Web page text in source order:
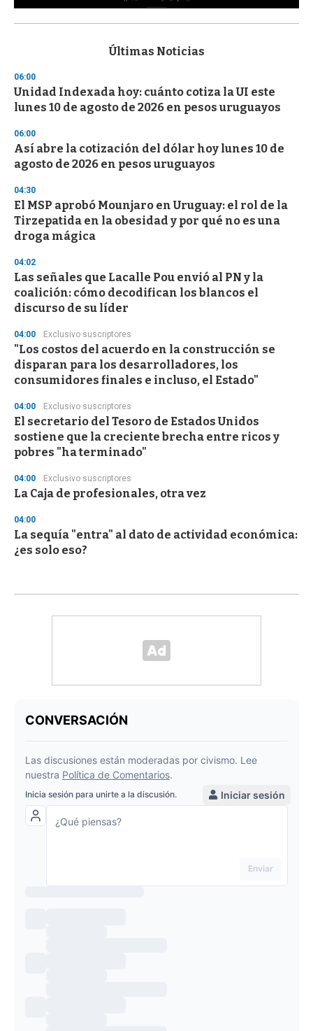
s
d
s
o
f
3
s
c
n
d
s
Últimas Noticias
06:00
Unidad Indexada hoy: cuánto cotiza la UI este
lunes 10 de agosto de 2026 en pesos uruguayos
06:00
Así abre la cotización del dólar hoy lunes 10 de
agosto de 2026 en pesos uruguayos
04:30
El MSP aprobó Mounjaro en Uruguay: el rol de la
Tirzepatida en la obesidad y por qué no es una
droga mágica
04:02
Las señales que Lacalle Pou envió al PN y la
coalición: cómo decodifican los blancos el
discurso de su líder
04:00 Exclusivo suscriptores
"Los costos del acuerdo en la construcción se
disparan para los desarrolladores, los
consumidores finales e incluso, el Estado"
04:00 Exclusivo suscriptores
El secretario del Tesoro de Estados Unidos
sostiene que la creciente brecha entre ricos y
pobres "ha terminado"
04:00 Exclusivo suscriptores
La Caja de profesionales, otra vez
04:00
La sequía "entra" al dato de actividad económica:
¿es solo eso?